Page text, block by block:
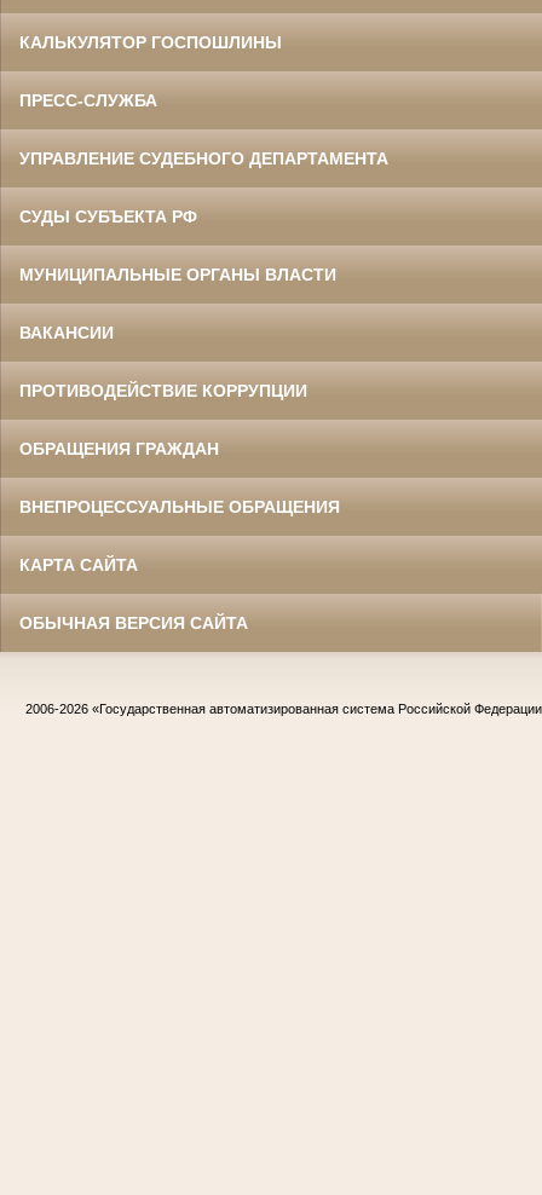
КАЛЬКУЛЯТОР ГОСПОШЛИНЫ
ПРЕСС-СЛУЖБА
УПРАВЛЕНИЕ СУДЕБНОГО ДЕПАРТАМЕНТА
СУДЫ СУБЪЕКТА РФ
МУНИЦИПАЛЬНЫЕ ОРГАНЫ ВЛАСТИ
ВАКАНСИИ
ПРОТИВОДЕЙСТВИЕ КОРРУПЦИИ
ОБРАЩЕНИЯ ГРАЖДАН
ВНЕПРОЦЕССУАЛЬНЫЕ ОБРАЩЕНИЯ
КАРТА САЙТА
ОБЫЧНАЯ ВЕРСИЯ САЙТА
2006-2026 «Государственная автоматизированная система Российской